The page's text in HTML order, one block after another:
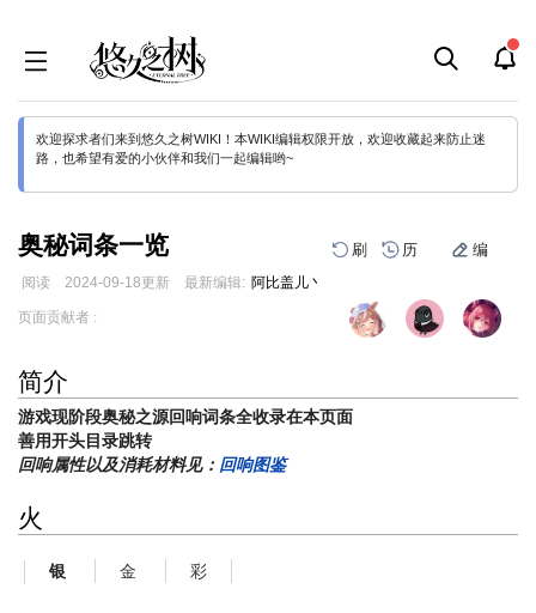
欢迎探求者们来到悠久之树WIKI！本WIKI编辑权限开放，欢迎收藏起来防止迷
路，也希望有爱的小伙伴和我们一起编辑哟~
奥秘词条一览 刷 历 编
阅读 2024-09-18更新 最新编辑: 阿比盖儿丶
跳
航
跳
索
页面贡献者 :
简介
游戏现阶段奥秘之源回响词条全收录在本页面
善用开头目录跳转
回响属性以及消耗材料见： 回响图鉴
火
银 金 彩